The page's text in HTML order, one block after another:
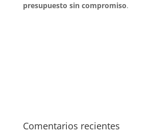
presupuesto sin compromiso.
Comentarios recientes